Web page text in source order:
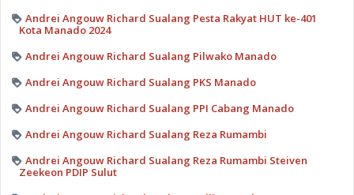
Andrei Angouw Richard Sualang Pesta Rakyat HUT ke-401
Kota Manado 2024
Andrei Angouw Richard Sualang Pilwako Manado
Andrei Angouw Richard Sualang PKS Manado
Andrei Angouw Richard Sualang PPI Cabang Manado
Andrei Angouw Richard Sualang Reza Rumambi
Andrei Angouw Richard Sualang Reza Rumambi Steiven
Zeekeon PDIP Sulut